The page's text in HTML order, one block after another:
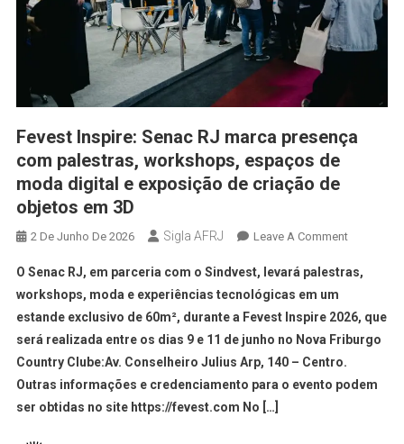
Fevest Inspire: Senac RJ marca presença
com palestras, workshops, espaços de
moda digital e exposição de criação de
objetos em 3D
2 De Junho De 2026 Sigla AFRJ Leave A Comment
O Senac RJ, em parceria com o Sindvest, levará palestras,
workshops, moda e experiências tecnológicas em um
estande exclusivo de 60m², durante a Fevest Inspire 2026, que
será realizada entre os dias 9 e 11 de junho no Nova Friburgo
Country Clube:Av. Conselheiro Julius Arp, 140 – Centro.
Outras informações e credenciamento para o evento podem
ser obtidas no site https://fevest.com No […]